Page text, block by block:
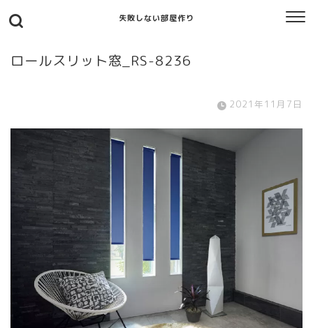
失敗しない部屋作り
ロールスリット窓_RS-8236
2021年11月7日